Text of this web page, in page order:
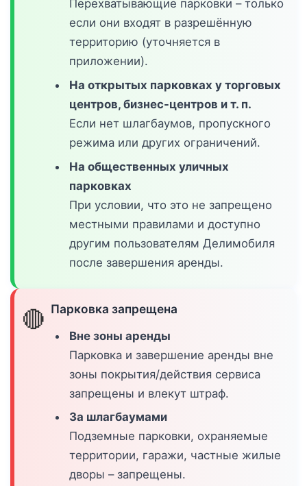
Перехватывающие парковки – только
если они входят в разрешённую
территорию (уточняется в
приложении).
На открытых парковках у торговых
центров, бизнес-центров и т. п.
Если нет шлагбаумов, пропускного
режима или других ограничений.
На общественных уличных
парковках
При условии, что это не запрещено
местными правилами и доступно
другим пользователям Делимобиля
после завершения аренды.
🔴 Парковка запрещена
Вне зоны аренды
Парковка и завершение аренды вне
зоны покрытия/действия сервиса
запрещены и влекут штраф.
За шлагбаумами
Подземные парковки, охраняемые
территории, гаражи, частные жилые
дворы – запрещены.